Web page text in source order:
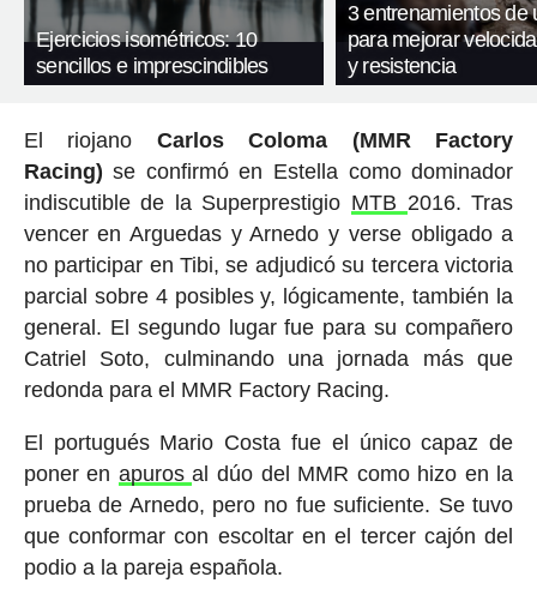
Ejercicios isométricos: 10
sencillos e imprescindibles
3 entrenamientos de
para mejorar
y resistencia
El riojano Carlos
Coloma (MMR Factory
Racing) se confirmó en Estella como dominador
indiscutible de la Superprestigio MTB 2016. Tras
vencer en Arguedas y Arnedo y verse obligado a
no participar en Tibi, se adjudicó su tercera victoria
parcial sobre 4 posibles y, lógicamente, también la
general. El segundo lugar fue para su compañero
Catriel Soto, culminando una jornada más que
redonda para el MMR Factory Racing.
El portugués Mario Costa fue el único capaz de
poner en apurosal dúo del MMR como hizo en la
prueba de Arnedo, pero no fue suficiente. Se tuvo
que conformar con escoltar en el tercer cajón del
podio a la pareja española.